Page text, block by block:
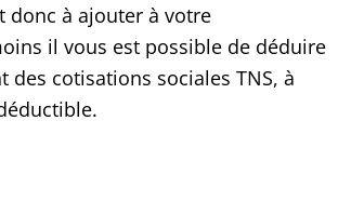
donc à ajouter à votre
il vous est possible de déduire
cotisations sociales TNS, à